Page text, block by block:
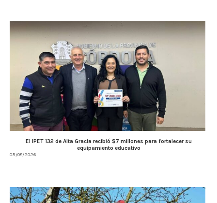
El IPET 132 de Alta Gracia recibió $7 millones para fortalecer su
equipamiento educativo
05/08/2026